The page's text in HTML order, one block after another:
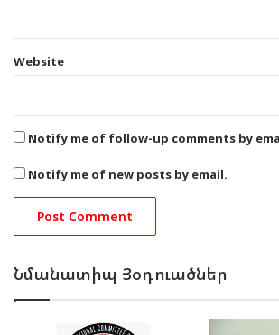
Website
Notify me of follow-up comments by
Notify me of new posts by email.
Նմանատիպ Յօդուածներ